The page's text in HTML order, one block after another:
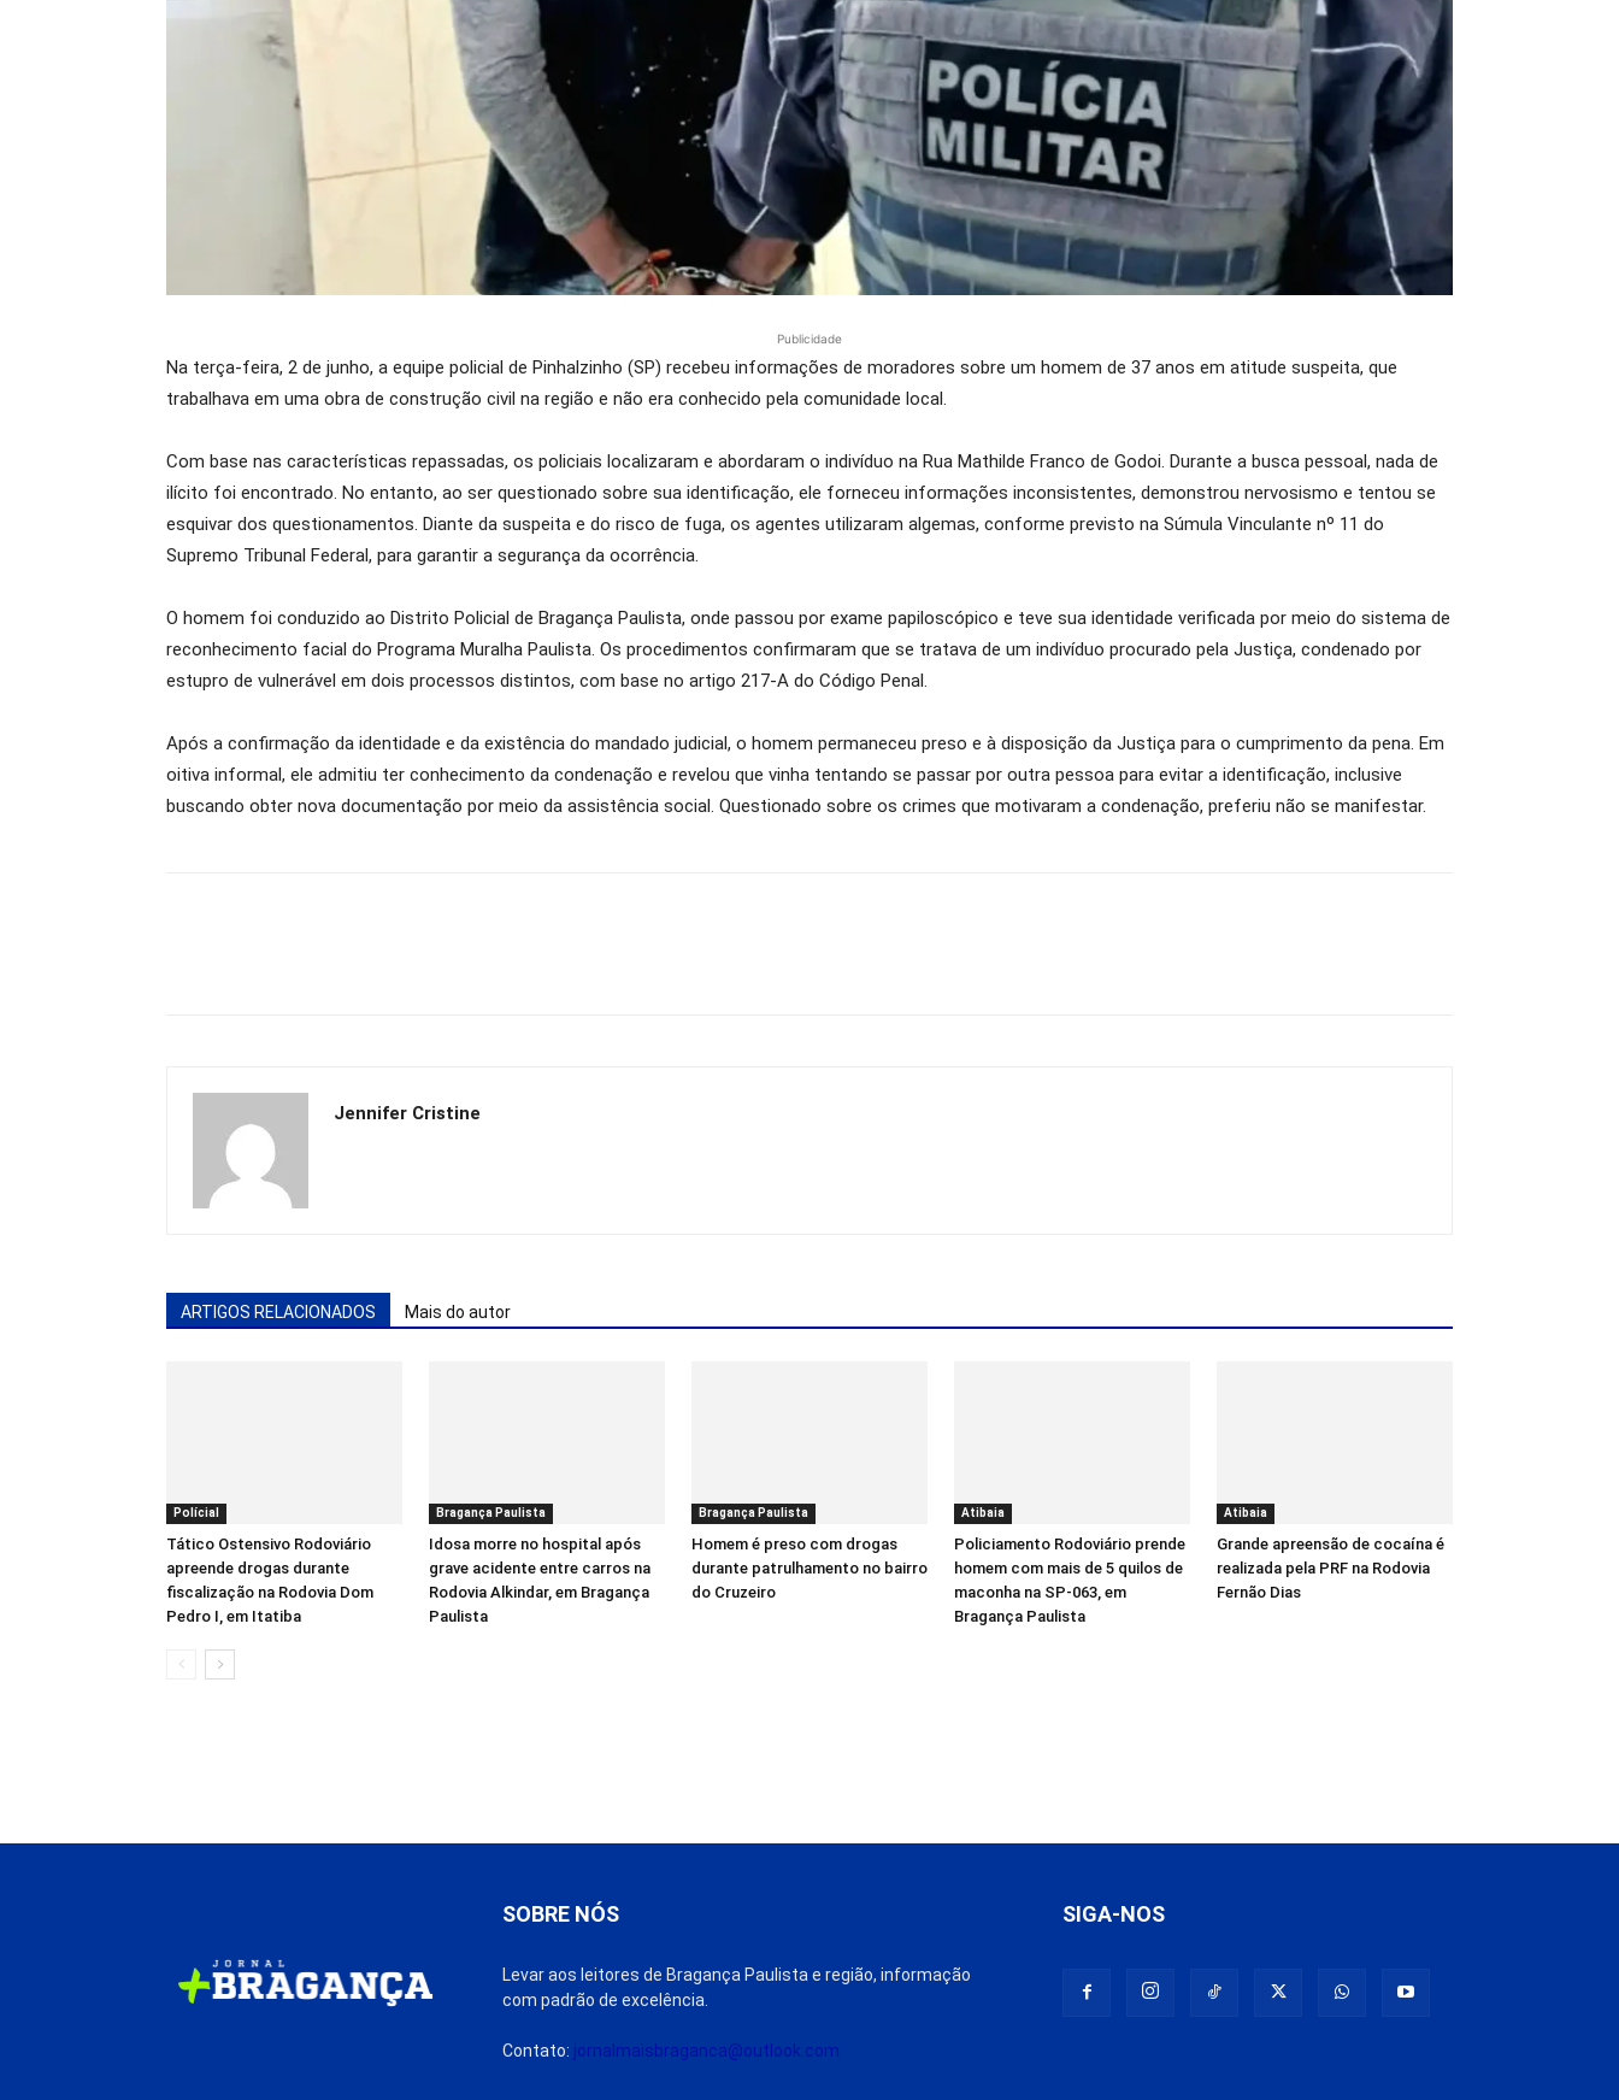
Publicidade
Na terça-feira, 2 de junho, a equipe policial de Pinhalzinho (SP) recebeu informações de moradores sobre um homem de 37 anos em atitude suspeita, que
trabalhava em uma obra de construção civil na região e não era conhecido pela comunidade local.
Com base nas características repassadas, os policiais localizaram e abordaram o indivíduo na Rua Mathilde Franco de Godoi. Durante a busca pessoal, nada de
ilícito foi encontrado. No entanto, ao ser questionado sobre sua identificação, ele forneceu informações inconsistentes, demonstrou nervosismo e tentou se
esquivar dos questionamentos. Diante da suspeita e do risco de fuga, os agentes utilizaram algemas, conforme previsto na Súmula Vinculante nº 11 do
Supremo Tribunal Federal, para garantir a segurança da ocorrência.
O homem foi conduzido ao Distrito Policial de Bragança Paulista, onde passou por exame papiloscópico e teve sua identidade verificada por meio do sistema de
reconhecimento facial do Programa Muralha Paulista. Os procedimentos confirmaram que se tratava de um indivíduo procurado pela Justiça, condenado por
estupro de vulnerável em dois processos distintos, com base no artigo 217-A do Código Penal.
Após a confirmação da identidade e da existência do mandado judicial, o homem permaneceu preso e à disposição da Justiça para o cumprimento da pena. Em
oitiva informal, ele admitiu ter conhecimento da condenação e revelou que vinha tentando se passar por outra pessoa para evitar a identificação, inclusive
buscando obter nova documentação por meio da assistência social. Questionado sobre os crimes que motivaram a condenação, preferiu não se manifestar.
Jennifer Cristine
ARTIGOS RELACIONADOS Mais do autor
Polícial
Tático Ostensivo Rodoviário
apreende drogas durante
fiscalização na Rodovia Dom
Pedro I, em Itatiba
Bragança Paulista
Idosa morre no hospital após
grave acidente entre carros na
Rodovia Alkindar, em Bragança
Paulista
Bragança Paulista
Homem é preso com drogas
durante patrulhamento no bairro
do Cruzeiro
Atibaia
Policiamento Rodoviário prende
homem com mais de 5 quilos de
maconha na SP-063, em
Bragança Paulista
Atibaia
Grande apreensão de cocaína é
realizada pela PRF na Rodovia
Fernão Dias
SOBRE NÓS
Levar aos leitores de Bragança Paulista e região, informação
com padrão de excelência.
Contato: jornalmaisbraganca@outlook.com
SIGA-NOS